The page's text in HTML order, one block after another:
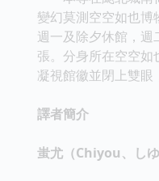
變幻莫測空空如也
週一及除夕休館，
張。分身所在空空如
凝視館徽並閉上雙眼
譯者簡介
蚩尤（Chiyou、しゆ